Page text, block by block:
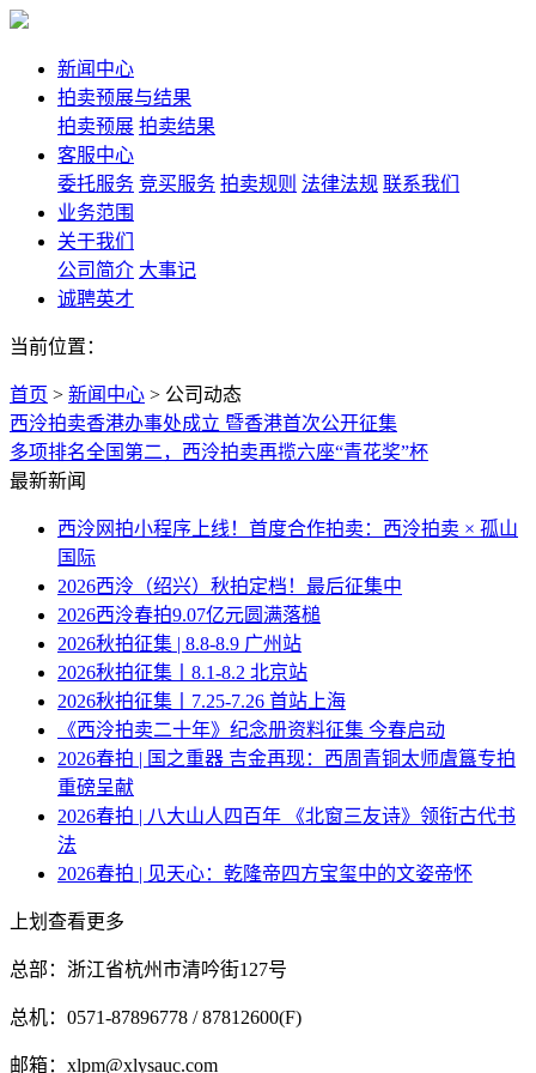
新闻中心
拍卖预展与结果
拍卖预展 拍卖结果
客服中心
委托服务 竞买服务 拍卖规则 法律法规 联系我们
业务范围
关于我们
公司简介 大事记
诚聘英才
当前位置：
首页 > 新闻中心 > 公司动态
西泠拍卖香港办事处成立 暨香港首次公开征集
多项排名全国第二，西泠拍卖再揽六座“青花奖”杯
最新新闻
西泠网拍小程序上线！首度合作拍卖：西泠拍卖 × 孤山
国际
2026西泠（绍兴）秋拍定档！最后征集中
2026西泠春拍9.07亿元圆满落槌
2026秋拍征集 | 8.8-8.9 广州站
2026秋拍征集丨8.1-8.2 北京站
2026秋拍征集丨7.25-7.26 首站上海
《西泠拍卖二十年》纪念册资料征集 今春启动
2026春拍 | 国之重器 吉金再现：西周青铜太师虘簋专拍
重磅呈献
2026春拍 | 八大山人四百年 《北窗三友诗》领衔古代书
法
2026春拍 | 见天心：乾隆帝四方宝玺中的文姿帝怀
上划查看更多
总部：浙江省杭州市清吟街127号
总机：0571-87896778 / 87812600(F)
邮箱：xlpm@xlysauc.com